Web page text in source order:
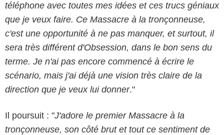
téléphone avec toutes mes idées et ces trucs géniaux
que je veux faire. Ce Massacre à la tronçonneuse,
c'est une opportunité à ne pas manquer, et surtout, il
sera très différent d'Obsession, dans le bon sens du
terme. Je n'ai pas encore commencé à écrire le
scénario, mais j'ai déjà une vision très claire de la
direction que je veux lui donner."
Il poursuit : "J'adore le premier Massacre à la
tronçonneuse, son côté brut et tout ce sentiment de